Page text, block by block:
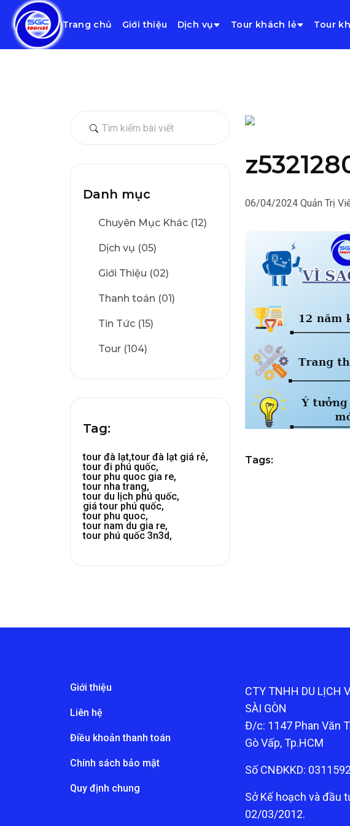
Trang chủ Giới thiệu Dịch vụ Tour khách lẻ Tour
Danh mục
Chuyên Mục Khác (12)
Dịch vụ (05)
Giới Thiệu (02)
Thanh toán (01)
Tin Tức (15)
Tour (104)
Tag:
tour đà lạt,tour đà lạt giá rẻ,
tour đi phú quốc,
tour phu quoc gia re,
tour nha trang,
tour du lịch phú quốc,
giá tour phú quốc,
tour phu quoc,
tour nam du gia re,
tour phú quốc 3n3d,
06/04/2024 Quản Trị
Tags:
Giới thiệu
Liên hệ
Điều khoản thanh toán
Chính sách bảo mật
Quy định chung
CTY TNHH DU LỊCH
SÀI GÒN
Đ/c: 1147 Phan Văn
Gò Vấp, Tp.HCM
Số CNĐKKD:
Sở Kế hoạch và đầu
02/03/2012.